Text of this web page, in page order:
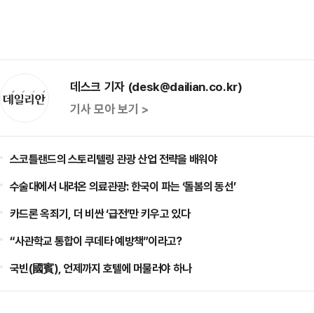
데스크 기자 (desk@dailian.co.kr)
기사 모아 보기 >
스코틀랜드의 스토리텔링 관광 산업 전략을 배워야
수술대에서 내려온 의료관광: 한국이 파는 ‘돌봄의 동선’
카드론 옥죄기, 더 비싼 ‘급전’만 키우고 있다
“사관학교 통합이 쿠데타 예방책”이라고?
국빈(國賓), 언제까지 호텔에 머물러야 하나